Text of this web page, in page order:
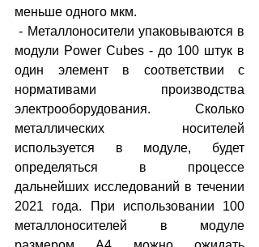
меньше одного мкм.
- Металлоносители упаковываются в
модули Power Cubes - до 100 штук в
один элемент в соответствии с
нормативами производства
электрооборудования. Сколько
металлических носителей
используется в модуле, будет
определяться в процессе
дальнейших исследований в течении
2021 года. При использовании 100
металлоносителей в модуле